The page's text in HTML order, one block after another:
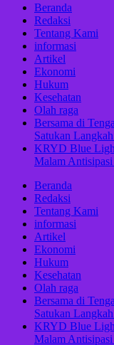
Beranda
Redaksi
Tentang Kami
informasi
Artikel
Ekonomi
Hukum
Kesehatan
Olah raga
Bersama di
Satukan
KRYD Blue
Malam
Beranda
Redaksi
Tentang Kami
informasi
Artikel
Ekonomi
Hukum
Kesehatan
Olah raga
Bersama di
Satukan
KRYD Blue
Malam